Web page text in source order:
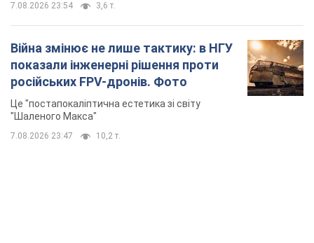
7.08.2026 23:54 3,6 т.
Війна змінює не лише тактику: в НГУ
показали інженерні рішення проти
російських FPV-дронів. Фото
Це "постапокаліптична естетика зі світу
"Шаленого Макса"
7.08.2026 23:47 10,2 т.